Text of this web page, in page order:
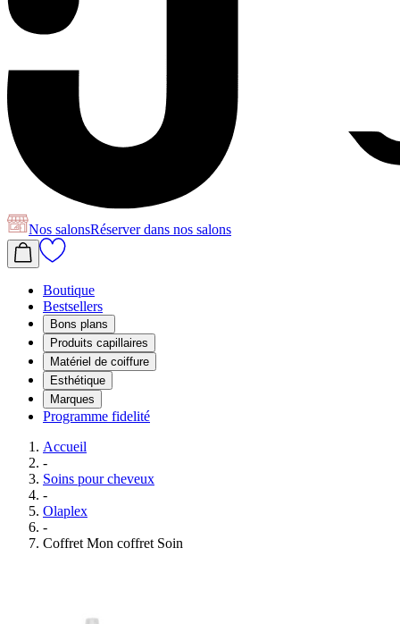
Nos salonsRéserverdans nos salons
Boutique
Bestsellers
Bons plans
Produits capillaires
Matériel de coiffure
Esthétique
Marques
Programme fidelité
Accueil
-
Soins pour cheveux
-
Olaplex
-
Coffret Mon coffret Soin